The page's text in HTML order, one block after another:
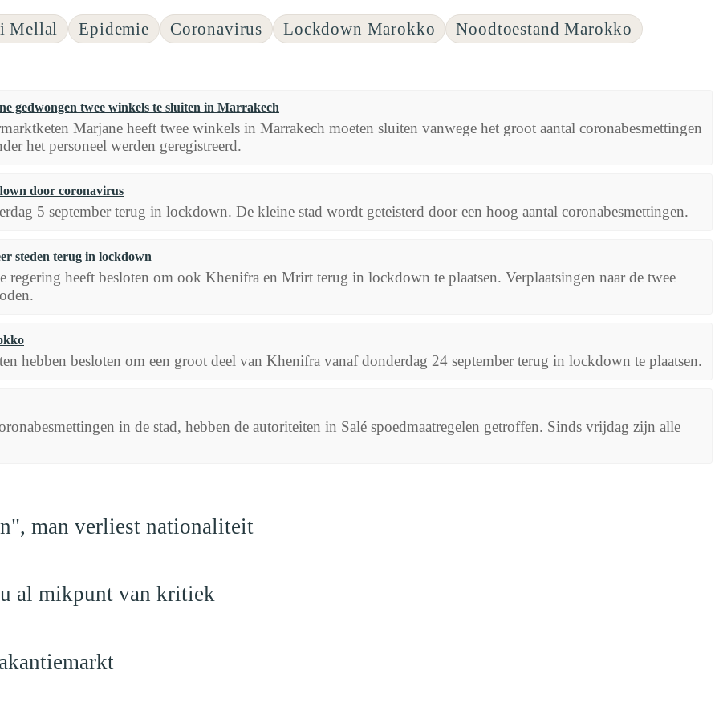
Mellal Epidemie Coronavirus Lockdown Marokko Noodtoestand Marokko
gedwongen twee winkels te sluiten in Marrakech
Marjane heeft twee winkels in Marrakech moeten sluiten vanwege het groot aantal coronabesmettingen
het personeel werden geregistreerd.
door coronavirus
5 september terug in lockdown. De kleine stad wordt geteisterd door een hoog aantal coronabesmettingen.
steden terug in lockdown
regering heeft besloten om ook Khenifra en Mrirt terug in lockdown te plaatsen. Verplaatsingen naar de twee
hebben besloten om een groot deel van Khenifra vanaf donderdag 24 september terug in lockdown te plaatsen.
in de stad, hebben de autoriteiten in Salé spoedmaatregelen getroffen. Sinds vrijdag zijn alle
man verliest nationaliteit
al mikpunt van kritiek